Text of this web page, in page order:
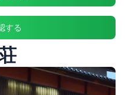
する